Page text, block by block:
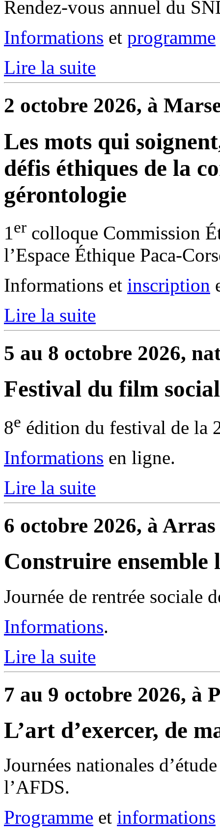
Rendez-vous annuel du
Informations et programme
Lire la suite
2 octobre 2026, à
Les mots qui
défis éthiques de la
gérontologie
1er colloque Commission
l’Espace Éthique Paca-
Informations et inscription
Lire la suite
5 au 8 octobre 2026,
Festival du film social
8e édition du festival de la
Informations en ligne.
Lire la suite
6 octobre 2026, à Arras
Construire ensemble
Journée de rentrée sociale
Informations.
Lire la suite
7 au 9 octobre 2026, à
L’art d’exercer, de
Journées nationales
l’AFDS.
Programme et informations